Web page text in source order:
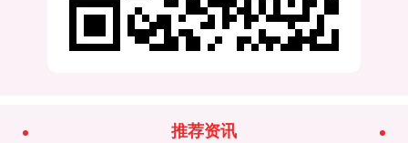
推荐资讯